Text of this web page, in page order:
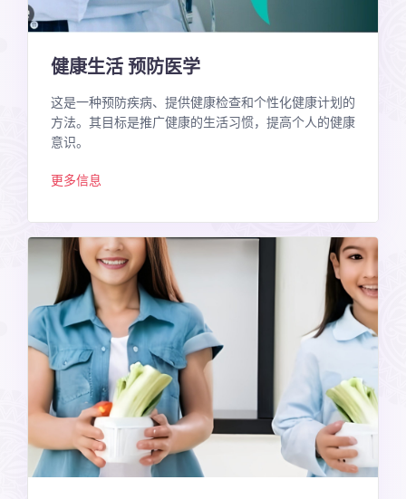
健康生活 预防医学
这是一种预防疾病、提供健康检查和个性化健康计划的
方法。其目标是推广健康的生活习惯，提高个人的健康
意识。
更多信息